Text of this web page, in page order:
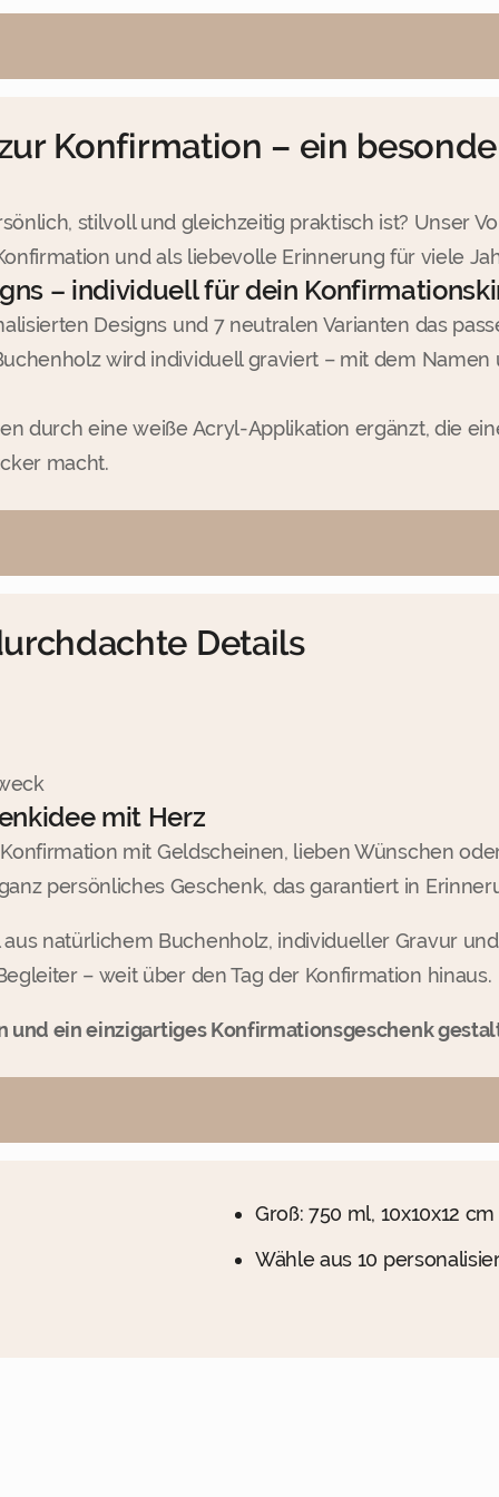
Konfirmation – ein
stilvoll und gleichzeitig praktisch ist? Unser
und als liebevolle Erinnerung für viele
– individuell für dein
Designs und 7 neutralen Varianten das
wird individuell graviert – mit dem
durch eine weiße Acryl-Applikation ergänzt, die
macht.
Details
mit Herz
mit Geldscheinen, lieben Wünschen
persönliches Geschenk, das garantiert in
natürlichem Buchenholz, individueller Gravur
– weit über den Tag der Konfirmation hinaus.
und ein einzigartiges Konfirmationsgeschenk
Groß: 750 ml, 10x10x12 cm
Wähle aus 10